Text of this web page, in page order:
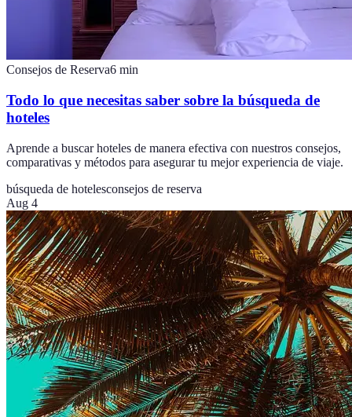
Consejos de Reserva6 min
Todo lo que necesitas saber sobre la búsqueda de
hoteles
Aprende a buscar hoteles de manera efectiva con nuestros consejos,
comparativas y métodos para asegurar tu mejor experiencia de viaje.
búsqueda de hotelesconsejos de reserva
Aug 4